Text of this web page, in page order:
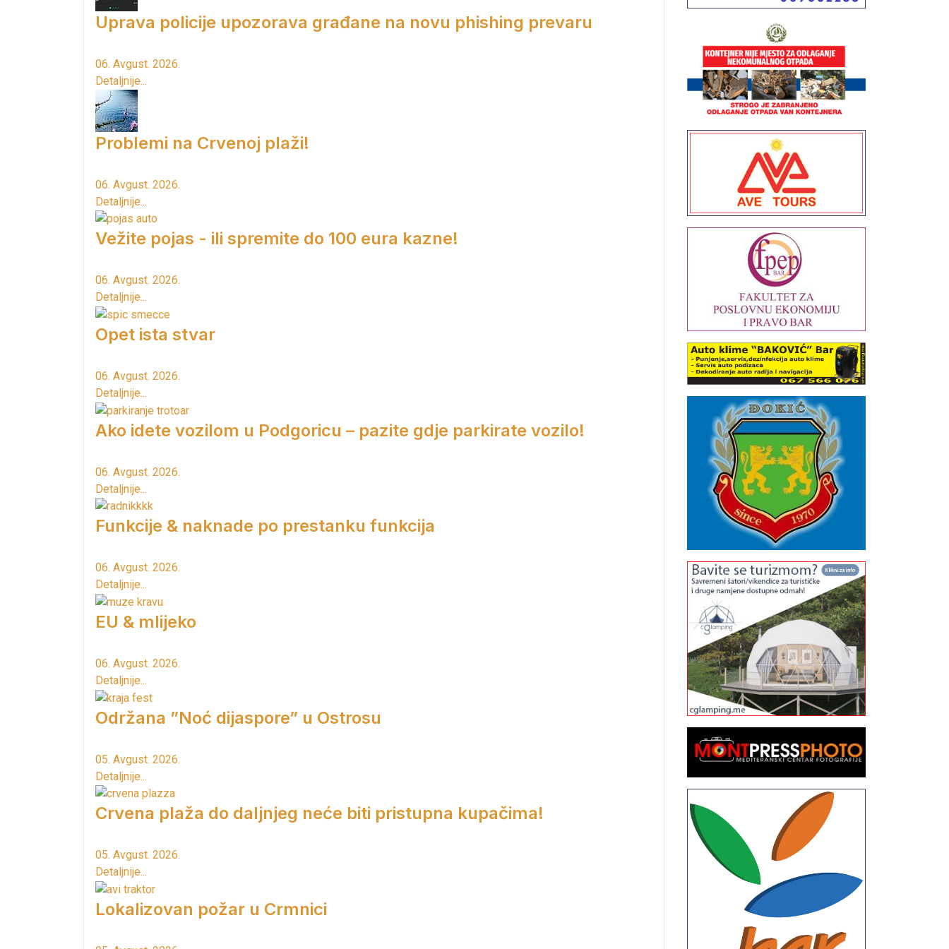
Uprava policije upozorava građane na novu phishing prevaru
06. Avgust. 2026.
Detaljnije...
Problemi na Crvenoj plaži!
06. Avgust. 2026.
Detaljnije...
Vežite pojas - ili spremite do 100 eura kazne!
06. Avgust. 2026.
Detaljnije...
Opet ista stvar
06. Avgust. 2026.
Detaljnije...
Ako idete vozilom u Podgoricu – pazite gdje parkirate vozilo!
06. Avgust. 2026.
Detaljnije...
Funkcije & naknade po prestanku funkcija
06. Avgust. 2026.
Detaljnije...
EU & mlijeko
06. Avgust. 2026.
Detaljnije...
Održana ”Noć dijaspore” u Ostrosu
05. Avgust. 2026.
Detaljnije...
Crvena plaža do daljnjeg neće biti pristupna kupačima!
05. Avgust. 2026.
Detaljnije...
Lokalizovan požar u Crmnici